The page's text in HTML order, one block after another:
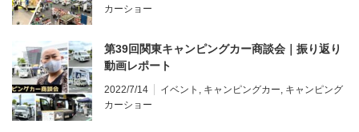
カーショー
第39回関東キャンピングカー商談会｜振り返り
動画レポート
2022/7/14 イベント キャンピングカー キャンピング
カーショー